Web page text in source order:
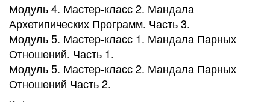
Модуль 4. Мастер-класс 2. Мандала
Архетипических Программ. Часть 3.
Модуль 5. Мастер-класс 1. Мандала Парных
Отношений. Часть 1.
Модуль 5. Мастер-класс 2. Мандала Парных
Отношений Часть 2.